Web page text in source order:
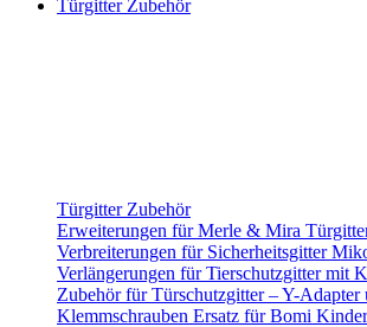
Türgitter Zubehör
Türgitter Zubehör
Erweiterungen für Merle & Mira
Verbreiterungen für Sicherheitsgitter
Verlängerungen für Tierschutzgitter mit
Zubehör für Türschutzgitter – Y-Adapter
Klemmschrauben Ersatz für Bomi